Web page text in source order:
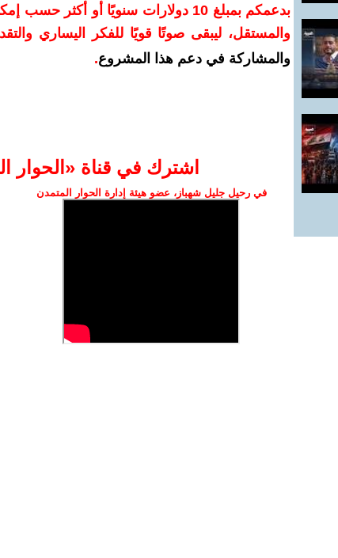
بدعمكم بمبلغ 10 دولارات سنويًا أو
والمستقل، ليبقى صوتًا قويًا للفكر اليساري
والمشاركة في دعم هذا المشروع.
اشترك في قناة ‫«الحوار
في رحيل جليل شهباز، عضو هيئة إدارة الحوار المتمدن